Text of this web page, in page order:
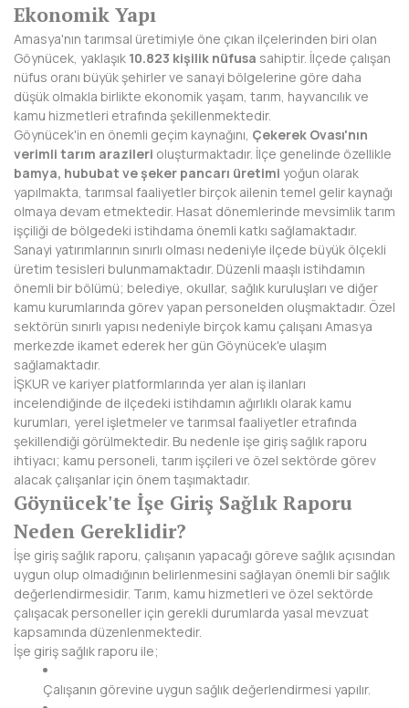
BİTLİS
BOLU
BURDUR
BURSA
ÇANAKKALE
ÇANKIRI
ÇORUM
DENİZLİ
DİYARBAKIR
DÜZCE
EDİRNE
ELAZIĞ
ERZİNCAN
ERZURUM
ESKİŞEHİR
GAZİANTEP
GİRESUN
GÜMÜŞHANE
Ekonomik Yapı
Amasya'nın tarımsal üretimiyle öne çıkan ilçelerinden biri olan
Göynücek, yaklaşık 10.823 kişilik nüfusa sahiptir. İlçede çalışan
nüfus oranı büyük şehirler ve sanayi bölgelerine göre daha
düşük olmakla birlikte ekonomik yaşam, tarım, hayvancılık ve
kamu hizmetleri etrafında şekillenmektedir.
Göynücek'in en önemli geçim kaynağını, Çekerek Ovası'nın
verimli tarım arazileri oluşturmaktadır. İlçe genelinde özellikle
bamya, hububat ve şeker pancarı üretimi yoğun olarak
yapılmakta, tarımsal faaliyetler birçok ailenin temel gelir kaynağı
olmaya devam etmektedir. Hasat dönemlerinde mevsimlik tarım
işçiliği de bölgedeki istihdama önemli katkı sağlamaktadır.
Sanayi yatırımlarının sınırlı olması nedeniyle ilçede büyük ölçekli
üretim tesisleri bulunmamaktadır. Düzenli maaşlı istihdamın
önemli bir bölümü; belediye, okullar, sağlık kuruluşları ve diğer
kamu kurumlarında görev yapan personelden oluşmaktadır. Özel
sektörün sınırlı yapısı nedeniyle birçok kamu çalışanı Amasya
merkezde ikamet ederek her gün Göynücek'e ulaşım
sağlamaktadır.
İŞKUR ve kariyer platformlarında yer alan iş ilanları
incelendiğinde de ilçedeki istihdamın ağırlıklı olarak kamu
kurumları, yerel işletmeler ve tarımsal faaliyetler etrafında
şekillendiği görülmektedir. Bu nedenle işe giriş sağlık raporu
ihtiyacı; kamu personeli, tarım işçileri ve özel sektörde görev
alacak çalışanlar için önem taşımaktadır.
Göynücek'te İşe Giriş Sağlık Raporu
Neden Gereklidir?
İşe giriş sağlık raporu, çalışanın yapacağı göreve sağlık açısından
uygun olup olmadığının belirlenmesini sağlayan önemli bir sağlık
değerlendirmesidir. Tarım, kamu hizmetleri ve özel sektörde
çalışacak personeller için gerekli durumlarda yasal mevzuat
kapsamında düzenlenmektedir.
İşe giriş sağlık raporu ile;
Çalışanın görevine uygun sağlık değerlendirmesi yapılır.